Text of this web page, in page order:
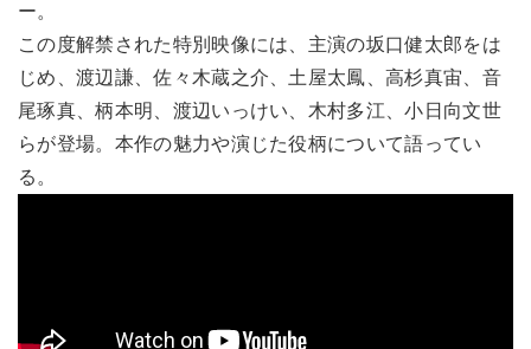
ー。
この度解禁された特別映像には、主演の坂口健太郎をは
じめ、渡辺謙、佐々木蔵之介、土屋太鳳、高杉真宙、音
尾琢真、柄本明、渡辺いっけい、木村多江、小日向文世
らが登場。本作の魅力や演じた役柄について語ってい
る。